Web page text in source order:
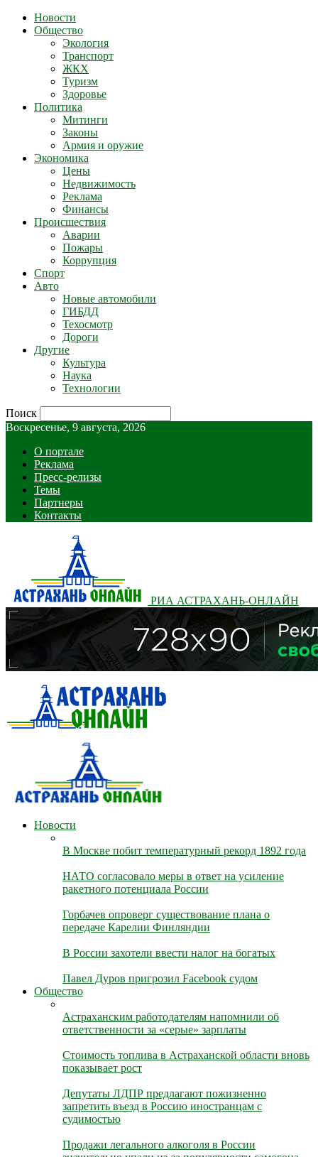
Новости
Общество
Экология
Транспорт
ЖКХ
Туризм
Здоровье
Политика
Митинги
Законы
Армия и оружие
Экономика
Цены
Недвижимость
Реклама
Финансы
Происшествия
Аварии
Пожары
Коррупция
Спорт
Авто
Новые автомобили
ГИБДД
Техосмотр
Дороги
Другие
Культура
Наука
Технологии
Поиск
Воскресенье, 9 августа, 2026
О портале
Реклама
Пресс-релизы
Темы
Партнеры
Контакты
РИА АСТРАХАНЬ-ОНЛАЙН
Новости
В Москве побит температурный рекорд 1892 года
НАТО согласовало меры в ответ на усиление
ракетного потенциала России
Горбачев опроверг существование плана о
передаче Карелии Финляндии
В России захотели ввести налог на богатых
Павел Дуров пригрозил Facebook судом
Общество
Астраханским работодателям напомнили об
ответственности за «серые» зарплаты
Стоимость топлива в Астраханской области вновь
показывает рост
Депутаты ЛДПР предлагают пожизненно
запретить въезд в Россию иностранцам с
судимостью
Продажи легального алкоголя в России